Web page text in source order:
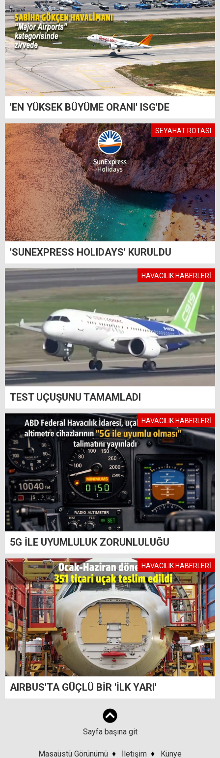
'EN YÜKSEK BÜYÜME ORANI' ISG'DE
SEYAHAT ROTASI
'SUNEXPRESS HOLIDAYS' KURULDU
HAVACILIK HABERLERİ
TEST UÇUŞUNU TAMAMLADI
HAVACILIK HABERLERİ
5G İLE UYUMLULUK ZORUNLULUĞU
HAVACILIK HABERLERİ
AIRBUS'TA GÜÇLÜ BİR 'İLK YARI'
Sayfa başına git
Masaüstü Görünümü ♦ İletişim ♦ Künye